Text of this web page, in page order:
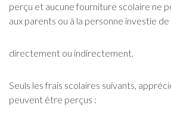
perçu et aucune fourniture scolaire ne
aux parents ou à la personne investie
directement ou indirectement.
Seuls les frais scolaires suivants,
peuvent être perçus :